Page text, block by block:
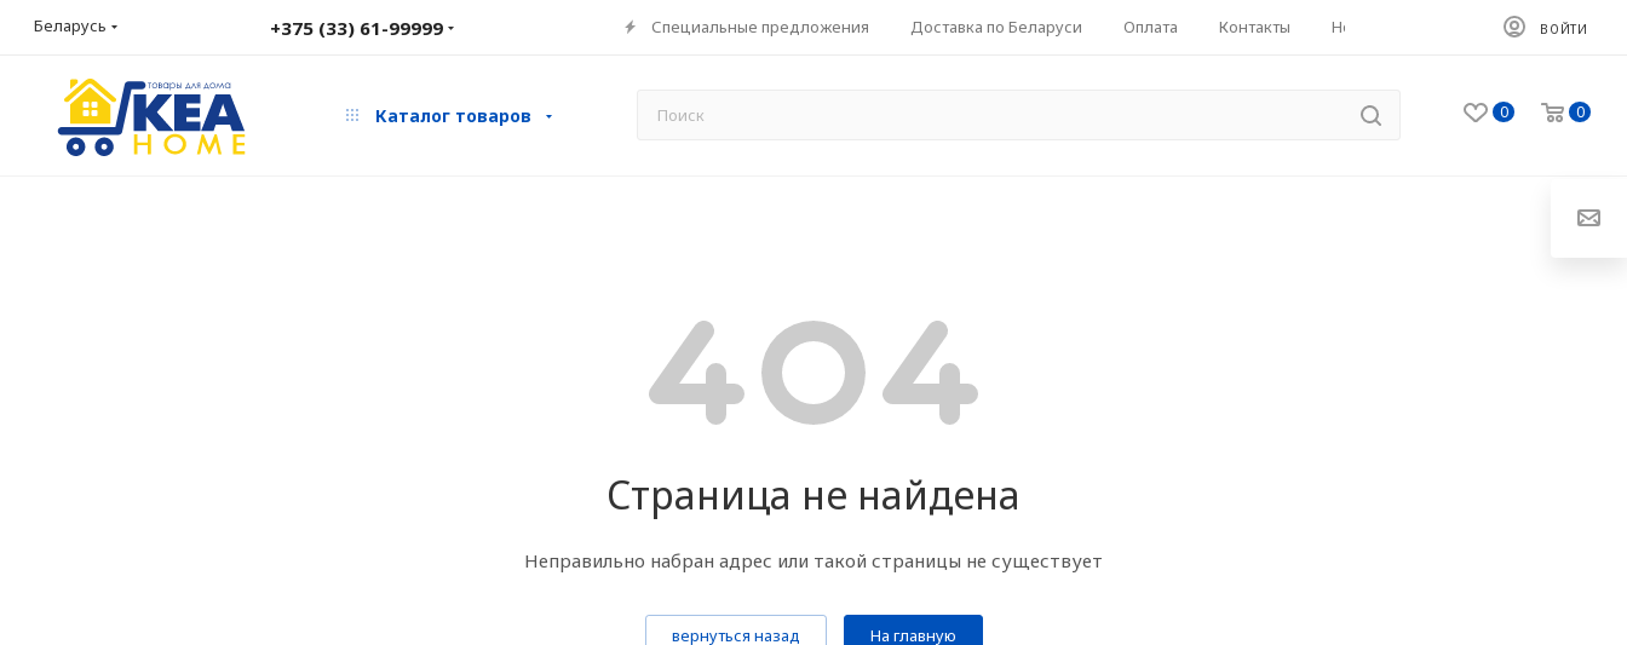
Беларусь +375 (33) 61-99999 Специальные предложения Доставка по Беларуси Оплата Контакты HoReCa ВОЙТИ
Каталог товаров 0 0
Страница не найдена
Неправильно набран адрес или такой страницы не существует
вернуться назад На главную